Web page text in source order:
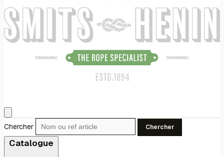
Chercher Chercher
Catalogue